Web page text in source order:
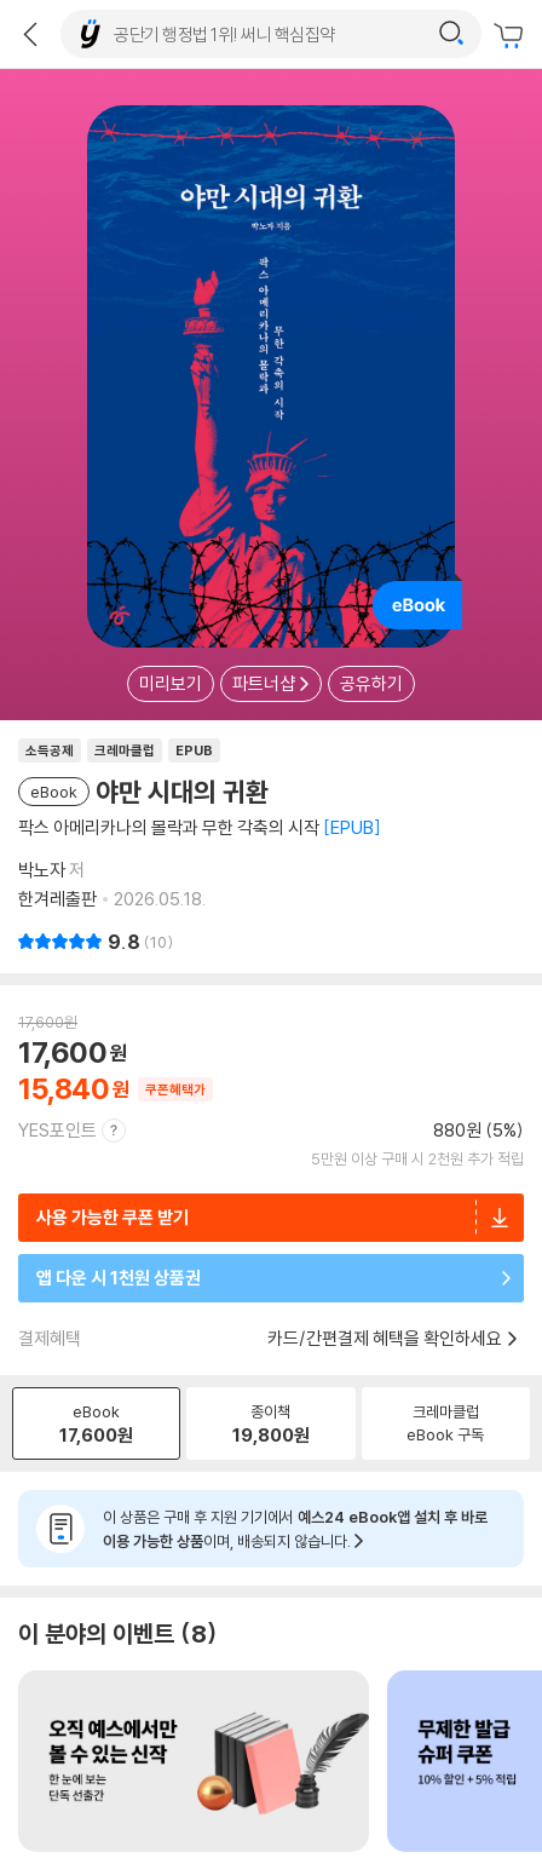
미리보기 파트너샵 공유하기
소득공제 크레마클럽 EPUB
eBook 야만 시대의 귀환
팍스 아메리카나의 몰락과 무한 각축의 시작 EPUB
박노자저
한겨레출판
2026.05.18.
9.8 10
17,600원
15,840
17,600
쿠폰혜택가
YES포인트 880원 (5%)
5만원 이상 구매 시 2천원 추가 적립
사용 가능한 쿠폰 받기
앱 다운 시 1천원 상품권
결제혜택 카드/간편결제 혜택을 확인하세요
eBook
17,600원
종이책
19,800원
크레마클럽
eBook 구독
이 상품은 구매 후 지원 기기에서 예스24 eBook앱 설치 후 바로
이용 가능한 상품이며, 배송되지 않습니다.
이 분야의 이벤트 8